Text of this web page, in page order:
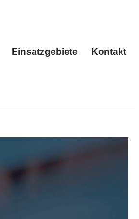
Einsatzgebiete Kontakt